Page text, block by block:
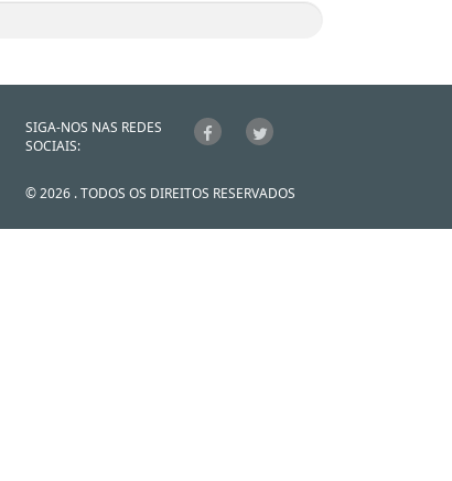
SIGA-NOS NAS REDES
SOCIAIS:
© 2026 . TODOS OS DIREITOS RESERVADOS